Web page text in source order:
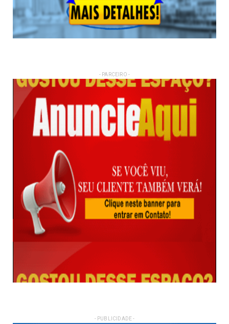
- PARCEIRO -
- PUBLICIDADE -